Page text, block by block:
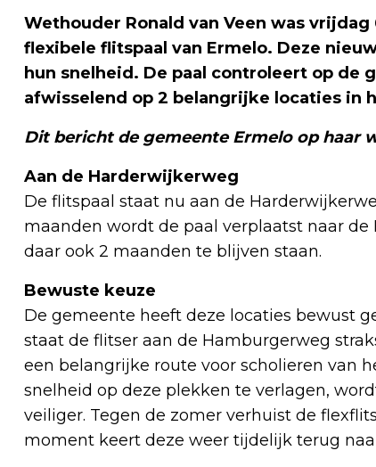
Wethouder Ronald van Veen was
flexibele flitspaal van Ermelo. Deze
hun snelheid. De paal controleert op de
afwisselend op 2 belangrijke locaties in
Dit bericht de gemeente Ermelo op haar
Aan de Harderwijkerweg
De flitspaal staat nu aan de
maanden wordt de paal verplaatst naar
daar ook 2 maanden te blijven staan.
Bewuste keuze
De gemeente heeft deze locaties bewust
staat de flitser aan de Hamburgerweg
een belangrijke route voor scholieren van
snelheid op deze plekken te verlagen,
veiliger. Tegen de zomer verhuist de
moment keert deze weer tijdelijk terug